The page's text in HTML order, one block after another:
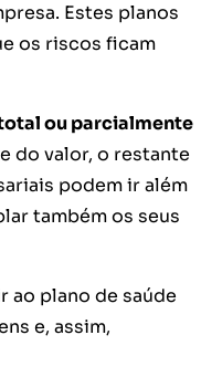
Estes planos
os riscos ficam
ou parcialmente
do valor, o restante
podem ir além
também os seus
ao plano de saúde
e, assim,